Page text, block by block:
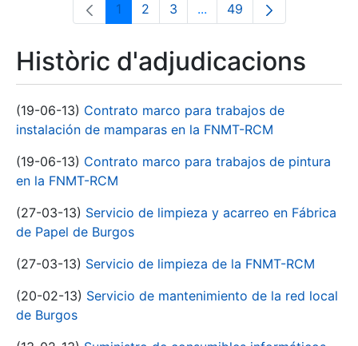
Pàgina
1 Pàgina
2 Pàgina
3 ...Pàgines intermèdies
Pàgina
49
Històric d'adjudicacions
(19-06-13) Contrato marco para trabajos de
instalación de mamparas en la FNMT-RCM
(19-06-13) Contrato marco para trabajos de pintura
en la FNMT-RCM
(27-03-13) Servicio de limpieza y acarreo en Fábrica
de Papel de Burgos
(27-03-13) Servicio de limpieza de la FNMT-RCM
(20-02-13) Servicio de mantenimiento de la red local
de Burgos